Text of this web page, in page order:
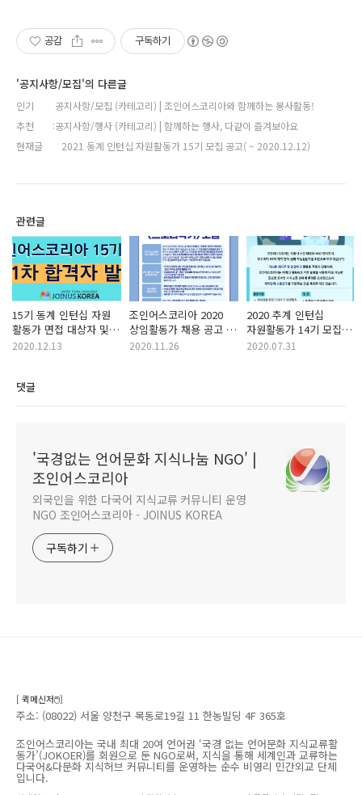
공감 구독하기
'공지사항/모집'의 다른글
인기
공지사항/모집 (카테고리) | 조인어스코리아와 함께하는 봉사활동!
추천
공지사항/행사 (카테고리) | 함께하는 행사, 다같이 즐겨보아요
현재글
2021 동계 인턴십 자원활동가 15기 모집 공고( ~ 2020.12.12)
관련글
15기 동계 인턴십 자원
활동가 면접 대상자 및
일정 안내
2020.12.13
조인어스코리아 2020
상임활동가 채용 공고 -
< 콘텐츠 스토리 작가
2020.11.26
2020 추계 인턴십
자원활동가 14기 모집
공고( ~ 2020.08.29) -->
2020.07.31
댓글
'국경없는 언어문화 지식나눔 NGO' |
조인어스코리아
외국인을 위한 다국어 지식교류 커뮤니티 운영
NGO 조인어스코리아 - JOINUS KOREA
구독하기
[ 퀵메신저🖱️]
주소: (08022) 서울 양천구 목동로19길 11 한농빌딩 4F 365호
조인어스코리아는 국내 최대 20여 언어권 ‘국경 없는 언어문화 지식교류활
동가’(JOKOER)를 회원으로 둔 NGO로써, 지식을 통해 세계인과 교류하는
다국어&다문화 지식허브 커뮤니티를 운영하는 순수 비영리 민간외교 단체
입니다.